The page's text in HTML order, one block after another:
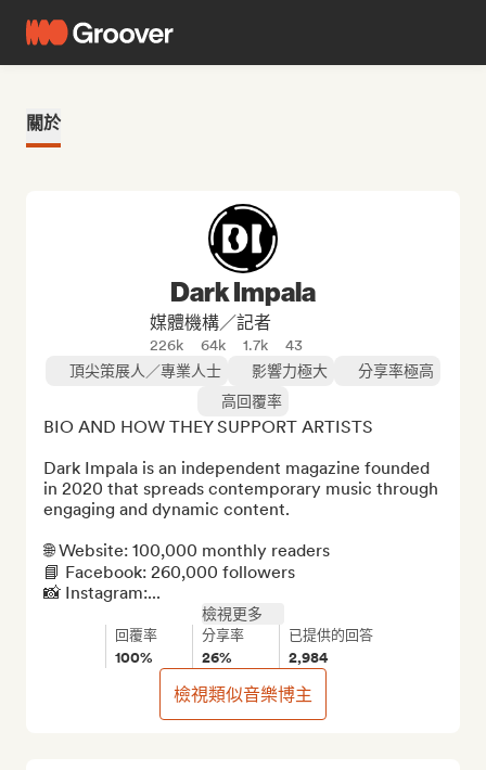
關於
Dark Impala
媒體機構／記者
226k 64k 1.7k
43
頂尖策展人／專業人士
影響力極大
分享率極高
高回覆率
BIO AND HOW THEY SUPPORT ARTISTS
Dark Impala is an independent magazine founded
in 2020 that spreads contemporary music through
engaging and dynamic content.
🌐 Website: 100,000 monthly readers
📘 Facebook: 260,000 followers
📸 Instagram:...
檢視更多
回覆率
100%
分享率
26%
已提供的回答
2,984
檢視類似音樂博主